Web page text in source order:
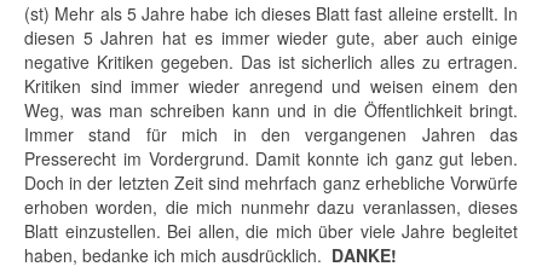
(st) Mehr als 5 Jahre habe ich dieses Blatt fast alleine erstellt. In
diesen 5 Jahren hat es immer wieder gute, aber auch einige
negative Kritiken gegeben. Das ist sicherlich alles zu ertragen.
Kritiken sind immer wieder anregend und weisen einem den
Weg, was man schreiben kann und in die Öffentlichkeit bringt.
Immer stand für mich in den vergangenen Jahren das
Presserecht im Vordergrund. Damit konnte ich ganz gut leben.
Doch in der letzten Zeit sind mehrfach ganz erhebliche Vorwürfe
erhoben worden, die mich nunmehr dazu veranlassen, dieses
Blatt einzustellen. Bei allen, die mich über viele Jahre begleitet
haben, bedanke ich mich ausdrücklich. DANKE!